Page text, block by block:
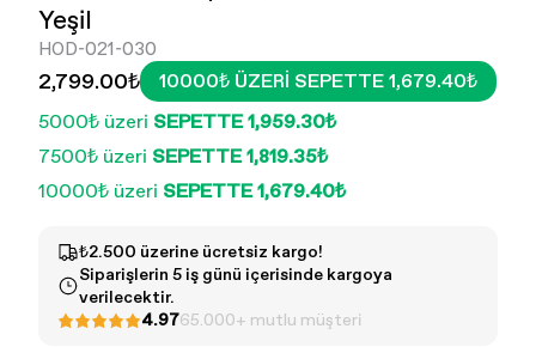
Yeşil
HOD-021-030
2,799.00₺
10000₺ ÜZERI SEPETTE 1,679.40₺
5000₺ üzeri SEPETTE 1,959.30₺
7500₺ üzeri SEPETTE 1,819.35₺
10000₺ üzeri SEPETTE 1,679.40₺
₺2.500 üzerine ücretsiz kargo!
Siparişlerin 5 iş günü içerisinde kargoya
verilecektir.
4.9765.000+ mutlu müşteri